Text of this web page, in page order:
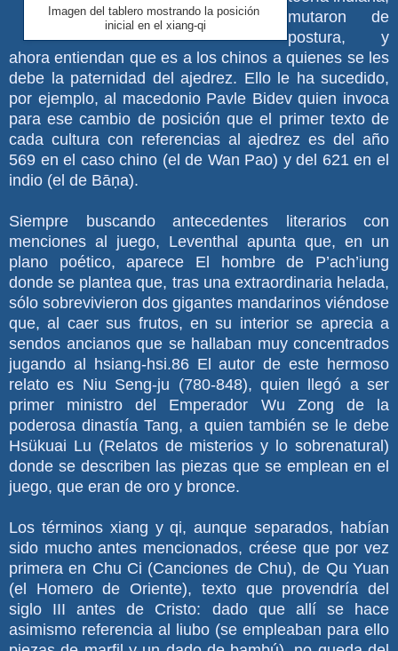
Imagen del tablero mostrando la posición
inicial en el xiang-qi
mutaron de
postura, y
ahora entiendan que es a los chinos a quienes se les
debe la paternidad del ajedrez. Ello le ha sucedido,
por ejemplo, al macedonio Pavle Bidev quien invoca
para ese cambio de posición que el primer texto de
cada cultura con referencias al ajedrez es del año
569 en el caso chino (el de Wan Pao) y del 621 en el
indio (el de Bāṇa).
Siempre buscando antecedentes literarios con
menciones al juego, Leventhal apunta que, en un
plano poético, aparece El hombre de P’ach’iung
donde se plantea que, tras una extraordinaria helada,
sólo sobrevivieron dos gigantes mandarinos viéndose
que, al caer sus frutos, en su interior se aprecia a
sendos ancianos que se hallaban muy concentrados
jugando al hsiang-hsi.86 El autor de este hermoso
relato es Niu Seng-ju (780-848), quien llegó a ser
primer ministro del Emperador Wu Zong de la
poderosa dinastía Tang, a quien también se le debe
Hsükuai Lu (Relatos de misterios y lo sobrenatural)
donde se describen las piezas que se emplean en el
juego, que eran de oro y bronce.
Los términos xiang y qi, aunque separados, habían
sido mucho antes mencionados, créese que por vez
primera en Chu Ci (Canciones de Chu), de Qu Yuan
(el Homero de Oriente), texto que provendría del
siglo III antes de Cristo: dado que allí se hace
asimismo referencia al liubo (se empleaban para ello